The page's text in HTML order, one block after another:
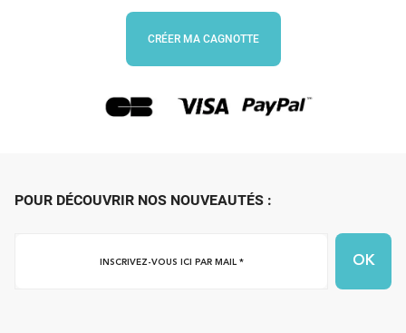
CRÉER MA CAGNOTTE
POUR DÉCOUVRIR NOS NOUVEAUTÉS :